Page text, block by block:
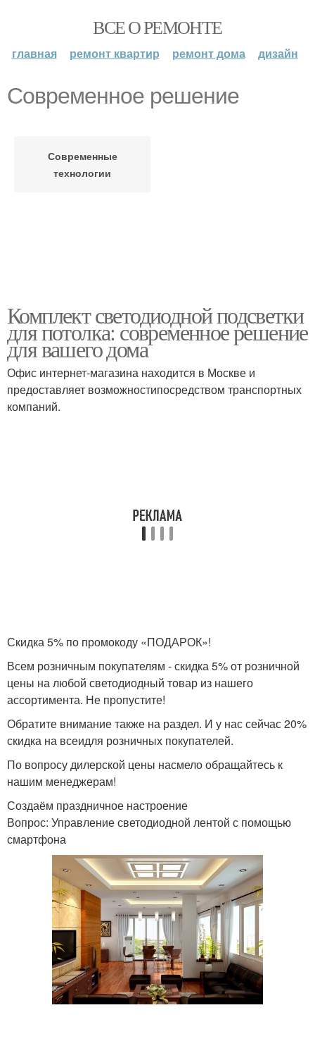
ВСЕ О РЕМОНТЕ
главная ремонт квартир ремонт дома дизайн
Современное решение
Современные
технологии
Комплект светодиодной подсветки
для потолка: современное решение
для вашего дома
Офис интернет-магазина находится в Москве и
предоставляет возможностипосредством транспортных
компаний.
Скидка 5% по промокоду «ПОДАРОК»!
Всем розничным покупателям - скидка 5% от розничной
цены на любой светодиодный товар из нашего
ассортимента. Не пропустите!
Обратите внимание также на раздел. И у нас сейчас 20%
скидка на всеидля розничных покупателей.
По вопросу дилерской цены насмело обращайтесь к
нашим менеджерам!
Создаём праздничное настроение
Вопрос: Управление светодиодной лентой с помощью
смартфона